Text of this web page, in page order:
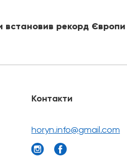
встановив рекорд Європи
Контакти
horyn.info@gmail.com